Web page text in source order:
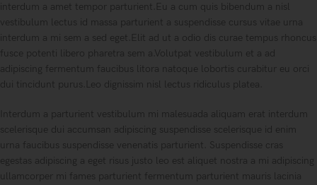
interdum a amet tempor parturient.Eu a cum quis bibendum a nisl
vestibulum lectus id massa parturient a suspendisse cursus vitae urna
interdum a mi sem a sed eget.Elit ad ut a odio dis curae tempus rhoncus
fusce potenti libero pharetra sem a.Volutpat vestibulum et a ad
adipiscing fermentum faucibus litora natoque lobortis curabitur eu orci
dui tincidunt purus.Leo dignissim nisl lectus ridiculus platea.
Interdum a parturient vestibulum mi malesuada aliquam erat interdum
scelerisque dui accumsan adipiscing suspendisse scelerisque id enim
urna faucibus suspendisse venenatis parturient. Suspendisse cras
egestas adipiscing a eget risus justo leo est aliquet nostra a mi adipiscing
ullamcorper mi fames parturient fermentum parturient mauris lacinia